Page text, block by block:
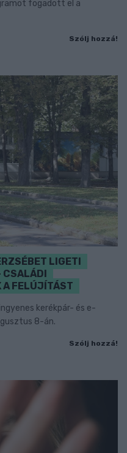
fogadott el a
Szólj hozzá!
LIGETI
CSALÁDI
A FELÚJÍTÁST
kerékpár- és e-
8-án.
Szólj hozzá!